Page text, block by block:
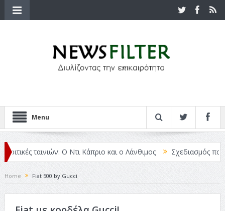
Menu
ταινιών: Ο Ντι Κάπριο και ο Λάνθιμος Σχεδιασμός που
Home Fiat 500 by Gucci